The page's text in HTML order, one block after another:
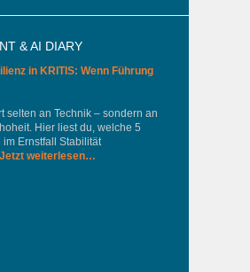
& AI DIARY
in KRITIS: Wenn Führung
selten an Technik – sondern an
Hier liest du, welche 5
im Ernstfall Stabilität
Jetzt weiterlesen…